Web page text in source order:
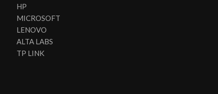
HP
MICROSOFT
LENOVO
ALTA LABS
TP LINK